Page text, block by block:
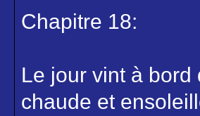
Chapitre 18:
Le jour vint à bord
chaude et